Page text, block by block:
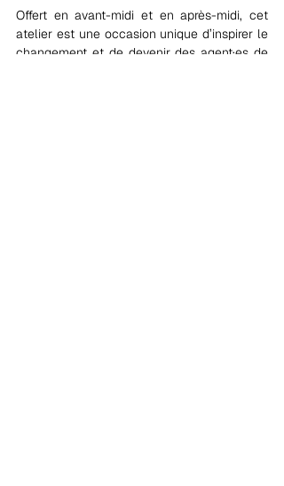
Offert en avant-midi et en après-midi, cet
atelier est une occasion unique d’inspirer le
changement et de devenir des agent·es de